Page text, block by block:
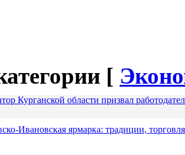
[
Курганской области призвал
Ивановская ярмарка: традиции,